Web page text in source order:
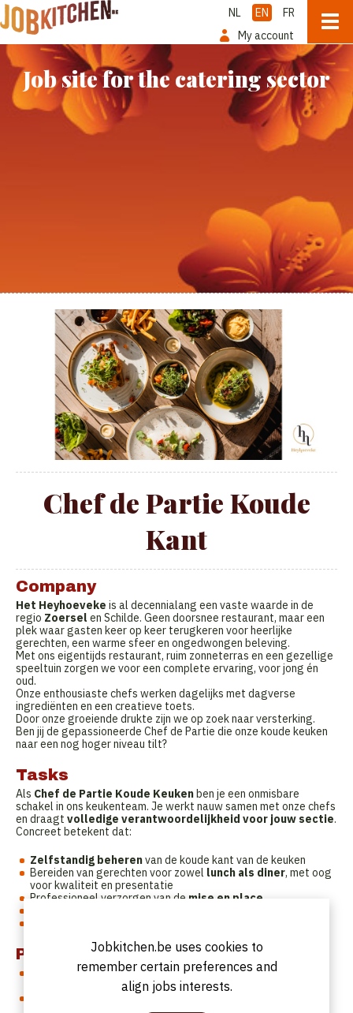
NL EN
FR
My account
Job site for the catering sector
Chef de Partie Koude
Kant
Company
Het Heyhoeveke is al decennialang een vaste waarde in de
regio Zoersel en Schilde. Geen doorsnee restaurant, maar een
plek waar gasten keer op keer terugkeren voor heerlijke
gerechten, een warme sfeer en ongedwongen beleving.
Met ons eigentijds restaurant, ruim zonneterras en een gezellige
speeltuin zorgen we voor een complete ervaring, voor jong én
oud.
Onze enthousiaste chefs werken dagelijks met dagverse
ingrediënten en een creatieve toets.
Door onze groeiende drukte zijn we op zoek naar versterking.
Ben jij de gepassioneerde Chef de Partie die onze koude keuken
naar een nog hoger niveau tilt?
Tasks
Als Chef de Partie Koude Keukenben je een onmisbare
schakel in ons keukenteam. Je werkt nauw samen met onze chefs
en draagt volledige verantwoordelijkheid voor jouw sectie.
Concreet betekent dat:
Zelfstandig beherenvan de koude kant van de keuken
Bereiden van gerechten voor zowel lunch als diner, met oog
voor kwaliteit en presentatie
Professioneel verzorgen van de mise en place
Profile
ervaring in de Frans-Belgische keukenen bent
trots op je vakmanschap
flexibel, enthousiast
Jobkitchen.be uses cookies to
remember certain preferences and
align jobs interests.